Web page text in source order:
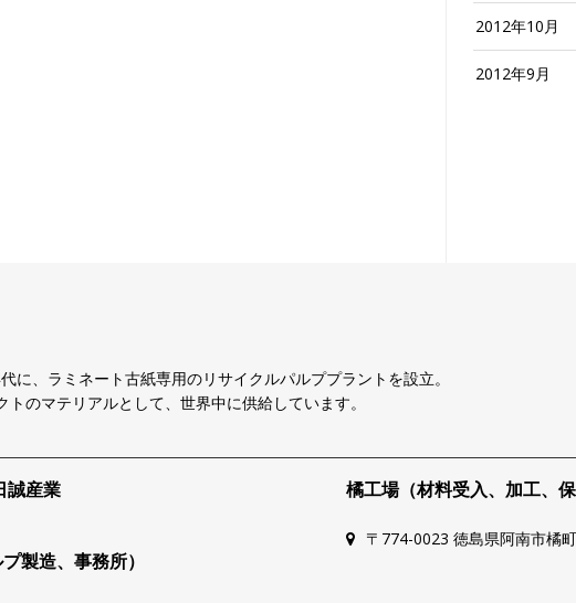
2012年10月
2012年9月
に、ラミネート古紙専用のリサイクルパルププラントを設立。
のマテリアルとして、世界中に供給しています。
誠産業
製造、事務所）
橘工場（材料受入、加工、保
〒774-0023 徳島県阿南市橘